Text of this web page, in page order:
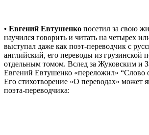
• Евгений Евтушенко посетил за свою
научился говорить и читать на четырех
выступал даже как поэт-переводчик с
английский, его переводы из грузинской
отдельным томом. Вслед за Жуковским и
Евгений Евтушенко «переложил» “Слово
Его стихотворение «О переводах» может
поэта-переводчика: